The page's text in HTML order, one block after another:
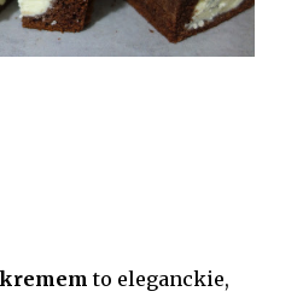
to eleganckie,